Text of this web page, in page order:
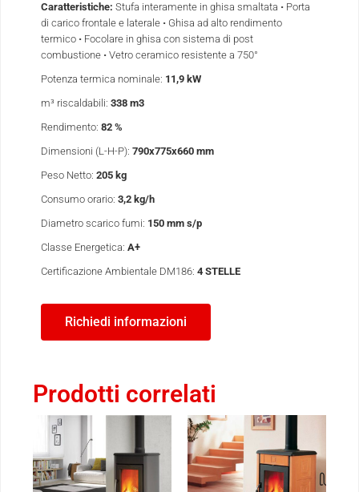
Caratteristiche: Stufa interamente in ghisa smaltata • Porta
di carico frontale e laterale • Ghisa ad alto rendimento
termico • Focolare in ghisa con sistema di post
combustione • Vetro ceramico resistente a 750°
Potenza termica nominale: 11,9 kW
m³ riscaldabili: 338 m3
Rendimento: 82 %
Dimensioni (L-H-P): 790x775x660 mm
Peso Netto: 205 kg
Consumo orario: 3,2 kg/h
Diametro scarico fumi: 150 mm s/p
Classe Energetica: A+
Certificazione Ambientale DM186: 4 STELLE
Richiedi informazioni
Prodotti correlati